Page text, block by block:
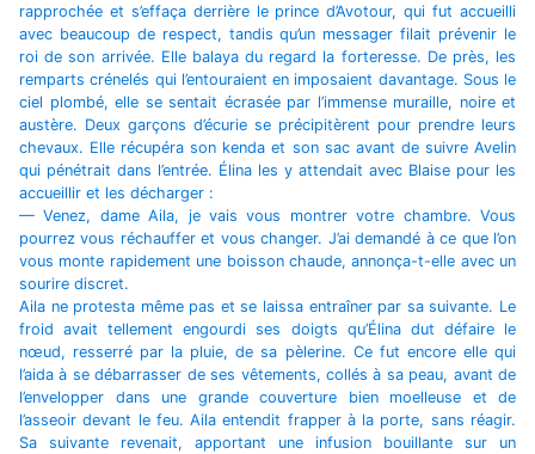
rapprochée et s’effaça derrière le prince d’Avotour, qui fut accueilli
avec beaucoup de respect, tandis qu’un messager filait prévenir le
roi de son arrivée. Elle balaya du regard la forteresse. De près, les
remparts crénelés qui l’entouraient en imposaient davantage. Sous le
ciel plombé, elle se sentait écrasée par l’immense muraille, noire et
austère. Deux garçons d’écurie se précipitèrent pour prendre leurs
chevaux. Elle récupéra son kenda et son sac avant de suivre Avelin
qui pénétrait dans l’entrée. Élina les y attendait avec Blaise pour les
accueillir et les décharger :
— Venez, dame Aila, je vais vous montrer votre chambre. Vous
pourrez vous réchauffer et vous changer. J’ai demandé à ce que l’on
vous monte rapidement une boisson chaude, annonça-t-elle avec un
sourire discret.
Aila ne protesta même pas et se laissa entraîner par sa suivante. Le
froid avait tellement engourdi ses doigts qu’Élina dut défaire le
nœud, resserré par la pluie, de sa pèlerine. Ce fut encore elle qui
l’aida à se débarrasser de ses vêtements, collés à sa peau, avant de
l’envelopper dans une grande couverture bien moelleuse et de
l’asseoir devant le feu. Aila entendit frapper à la porte, sans réagir.
Sa suivante revenait, apportant une infusion bouillante sur un